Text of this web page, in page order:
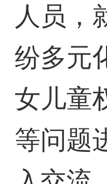
人员，
纷多元
女儿童
等问题